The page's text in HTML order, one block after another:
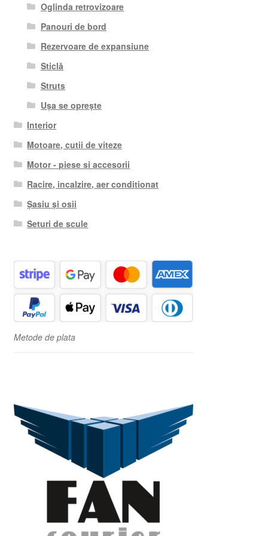
Oglinda retrovizoare
Panouri de bord
Rezervoare de expansiune
Sticlă
Struts
Ușa se oprește
Interior
Motoare, cutii de viteze
Motor - piese si accesorii
Racire, incalzire, aer conditionat
Șasiu și osii
Seturi de scule
Metode de plata